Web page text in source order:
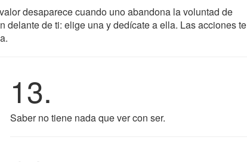
desaparece cuando uno abandona la voluntad de
delante de ti: elige una y dedícate a ella. Las acciones te
13.
Saber no tiene nada que ver con ser.